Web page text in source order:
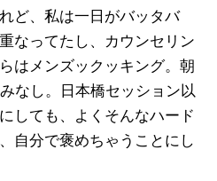
ど、私は一日がバッタバ
なってたし、カウンセリン
はメンズックッキング。朝
なし。日本橋セッション以
しても、よくそんなハード
自分で褒めちゃうことにし